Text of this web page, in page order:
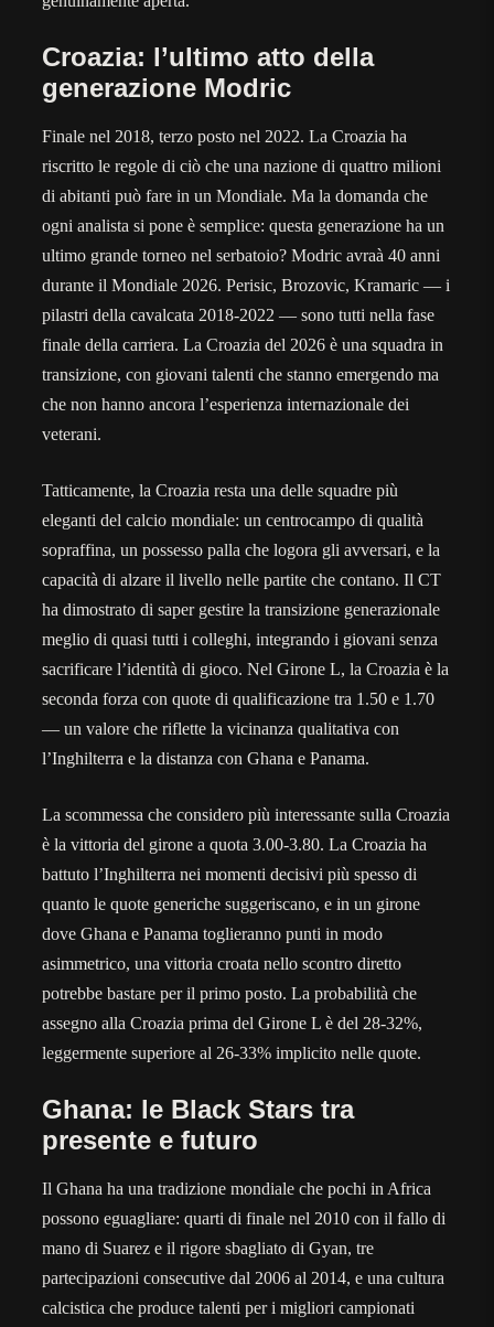
Croazia: l’ultimo atto della
generazione Modric
Finale nel 2018, terzo posto nel 2022. La Croazia ha
riscritto le regole di ciò che una nazione di quattro milioni
di abitanti può fare in un Mondiale. Ma la domanda che
ogni analista si pone è semplice: questa generazione ha un
ultimo grande torneo nel serbatoio? Modric avraà 40 anni
durante il Mondiale 2026. Perisic, Brozovic, Kramaric — i
pilastri della cavalcata 2018-2022 — sono tutti nella fase
finale della carriera. La Croazia del 2026 è una squadra in
transizione, con giovani talenti che stanno emergendo ma
che non hanno ancora l’esperienza internazionale dei
veterani.
Tatticamente, la Croazia resta una delle squadre più
eleganti del calcio mondiale: un centrocampo di qualità
sopraffina, un possesso palla che logora gli avversari, e la
capacità di alzare il livello nelle partite che contano. Il CT
ha dimostrato di saper gestire la transizione generazionale
meglio di quasi tutti i colleghi, integrando i giovani senza
sacrificare l’identità di gioco. Nel Girone L, la Croazia è la
seconda forza con quote di qualificazione tra 1.50 e 1.70
— un valore che riflette la vicinanza qualitativa con
l’Inghilterra e la distanza con Ghana e Panama.
La scommessa che considero più interessante sulla Croazia
è la vittoria del girone a quota 3.00-3.80. La Croazia ha
battuto l’Inghilterra nei momenti decisivi più spesso di
quanto le quote generiche suggeriscano, e in un girone
dove Ghana e Panama toglieranno punti in modo
asimmetrico, una vittoria croata nello scontro diretto
potrebbe bastare per il primo posto. La probabilità che
assegno alla Croazia prima del Girone L è del 28-32%,
leggermente superiore al 26-33% implicito nelle quote.
Ghana: le Black Stars tra
presente e futuro
Il Ghana ha una tradizione mondiale che pochi in Africa
possono eguagliare: quarti di finale nel 2010 con il fallo di
mano di Suarez e il rigore sbagliato di Gyan, tre
partecipazioni consecutive dal 2006 al 2014, e una cultura
calcistica che produce talenti per i migliori campionati